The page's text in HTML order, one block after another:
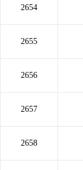
2654
2655
2656
2657
2658